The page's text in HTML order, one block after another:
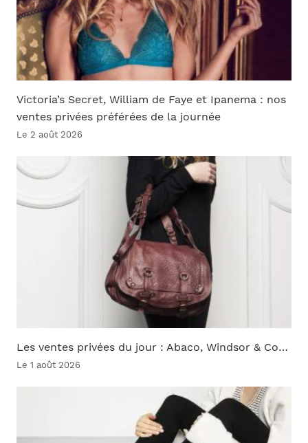
Victoria’s Secret, William de Faye et Ipanema : nos
ventes privées préférées de la journée
Le 2 août 2026
Les ventes privées du jour : Abaco, Windsor & Co…
Le 1 août 2026